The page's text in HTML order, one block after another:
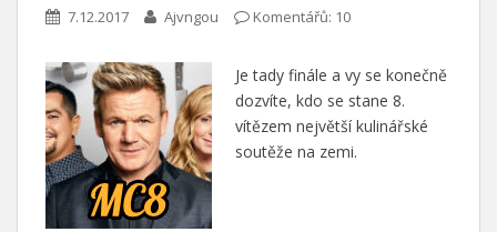
7.12.2017 Ajvngou Komentářů: 10
Je tady finále a vy se konečně
dozvíte, kdo se stane 8.
vítězem největší kulinářské
soutěže na zemi.